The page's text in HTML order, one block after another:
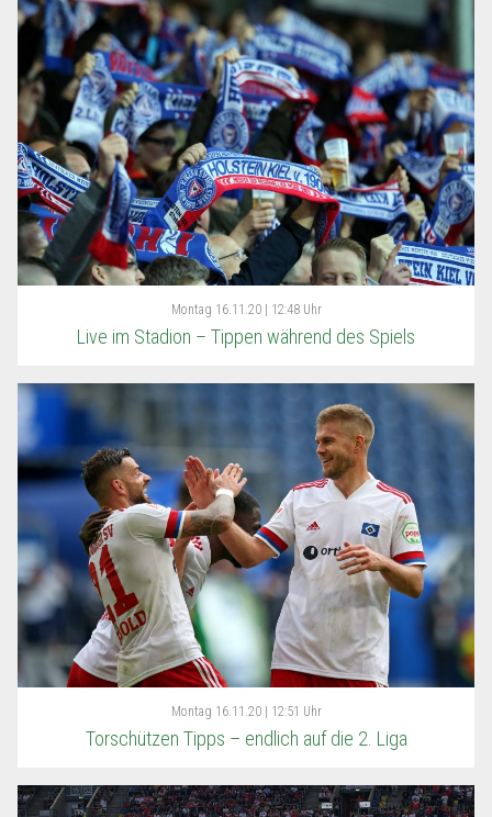
Montag 16.11.20 | 12:48 Uhr
Live im Stadion – Tippen während des Spiels
Montag 16.11.20 | 12:51 Uhr
Torschützen Tipps – endlich auf die 2. Liga